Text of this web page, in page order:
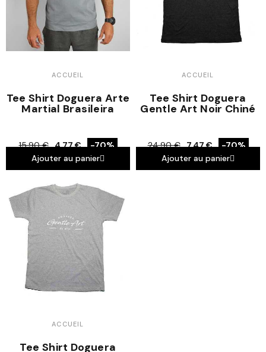
ACCUEIL
Tee Shirt Doguera Arte
Martial Brasileira
15,90 € 4,77 €
-70%
Ajouter au panier
ACCUEIL
Tee Shirt Doguera
Gentle Art Noir Chiné
24,90 € 7,47 €
-70%
Ajouter au panier
ACCUEIL
Tee Shirt Doguera